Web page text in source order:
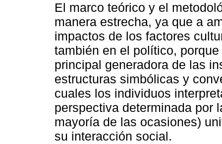
El marco teórico y el
manera estrecha, ya que a
impactos de los factores
también en el político,
principal generadora de las
estructuras simbólicas y
cuales los individuos
perspectiva determinada por
mayoría de las ocasiones)
su interacción social.